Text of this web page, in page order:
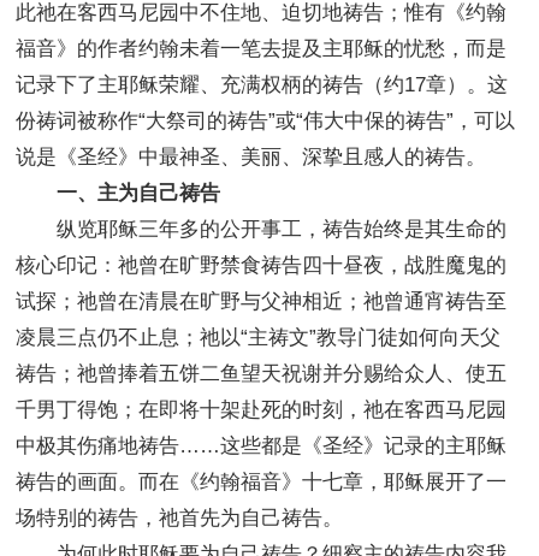
此祂在客西马尼园中不住地、迫切地祷告；惟有《约翰
福音》的作者约翰未着一笔去提及主耶稣的忧愁，而是
记录下了主耶稣荣耀、充满权柄的祷告（约17章）。这
份祷词被称作“大祭司的祷告”或“伟大中保的祷告”，可以
说是《圣经》中最神圣、美丽、深挚且感人的祷告。
一、主为自己祷告
纵览耶稣三年多的公开事工，祷告始终是其生命的
核心印记：祂曾在旷野禁食祷告四十昼夜，战胜魔鬼的
试探；祂曾在清晨在旷野与父神相近；祂曾通宵祷告至
凌晨三点仍不止息；祂以“主祷文”教导门徒如何向天父
祷告；祂曾捧着五饼二鱼望天祝谢并分赐给众人、使五
千男丁得饱；在即将十架赴死的时刻，祂在客西马尼园
中极其伤痛地祷告……这些都是《圣经》记录的主耶稣
祷告的画面。而在《约翰福音》十七章，耶稣展开了一
场特别的祷告，祂首先为自己祷告。